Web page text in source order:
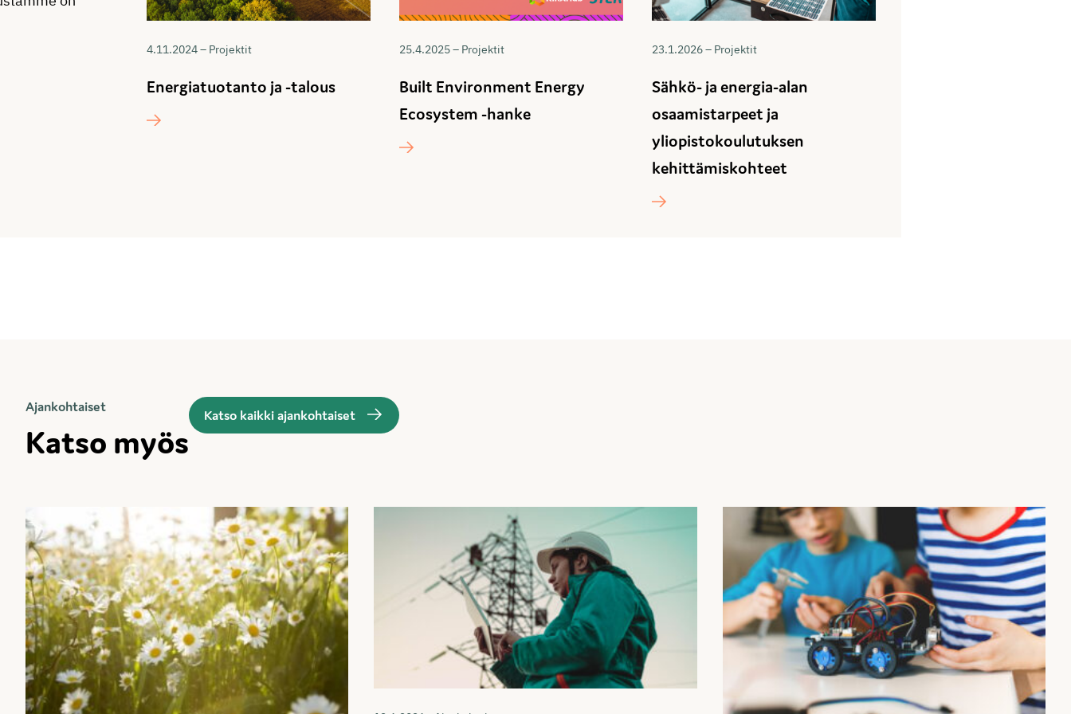
4.11.2024 – Projektit
Energiatuotanto ja -talous
25.4.2025 – Projektit
Built Environment Energy
Ecosystem -hanke
23.1.2026 – Projektit
Sähkö- ja energia-alan
osaamistarpeet ja
yliopistokoulutuksen
kehittämiskohteet
Ajankohtaiset
Katso myös
Katso kaikki ajankohtaiset